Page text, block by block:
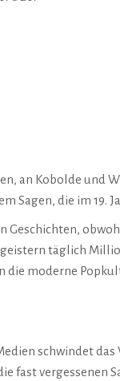
an Kobolde und
Sagen, die im
Geschichten,
täglich
die moderne
schwindet
fast